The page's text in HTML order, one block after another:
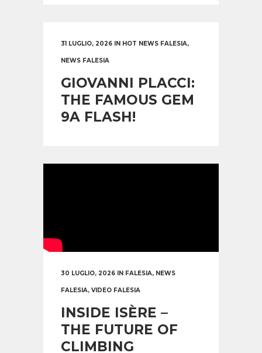
31 LUGLIO, 2026 IN HOT NEWS FALESIA,
NEWS FALESIA
GIOVANNI PLACCI:
THE FAMOUS GEM
9A FLASH!
30 LUGLIO, 2026 IN FALESIA, NEWS
FALESIA, VIDEO FALESIA
INSIDE ISÈRE –
THE FUTURE OF
CLIMBING